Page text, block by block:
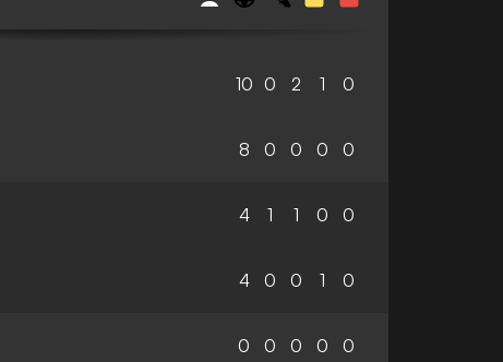
10 0 2 1 0
8 0 0 0 0
4 1 1 0 0
4 0 0 1 0
0 0 0 0 0